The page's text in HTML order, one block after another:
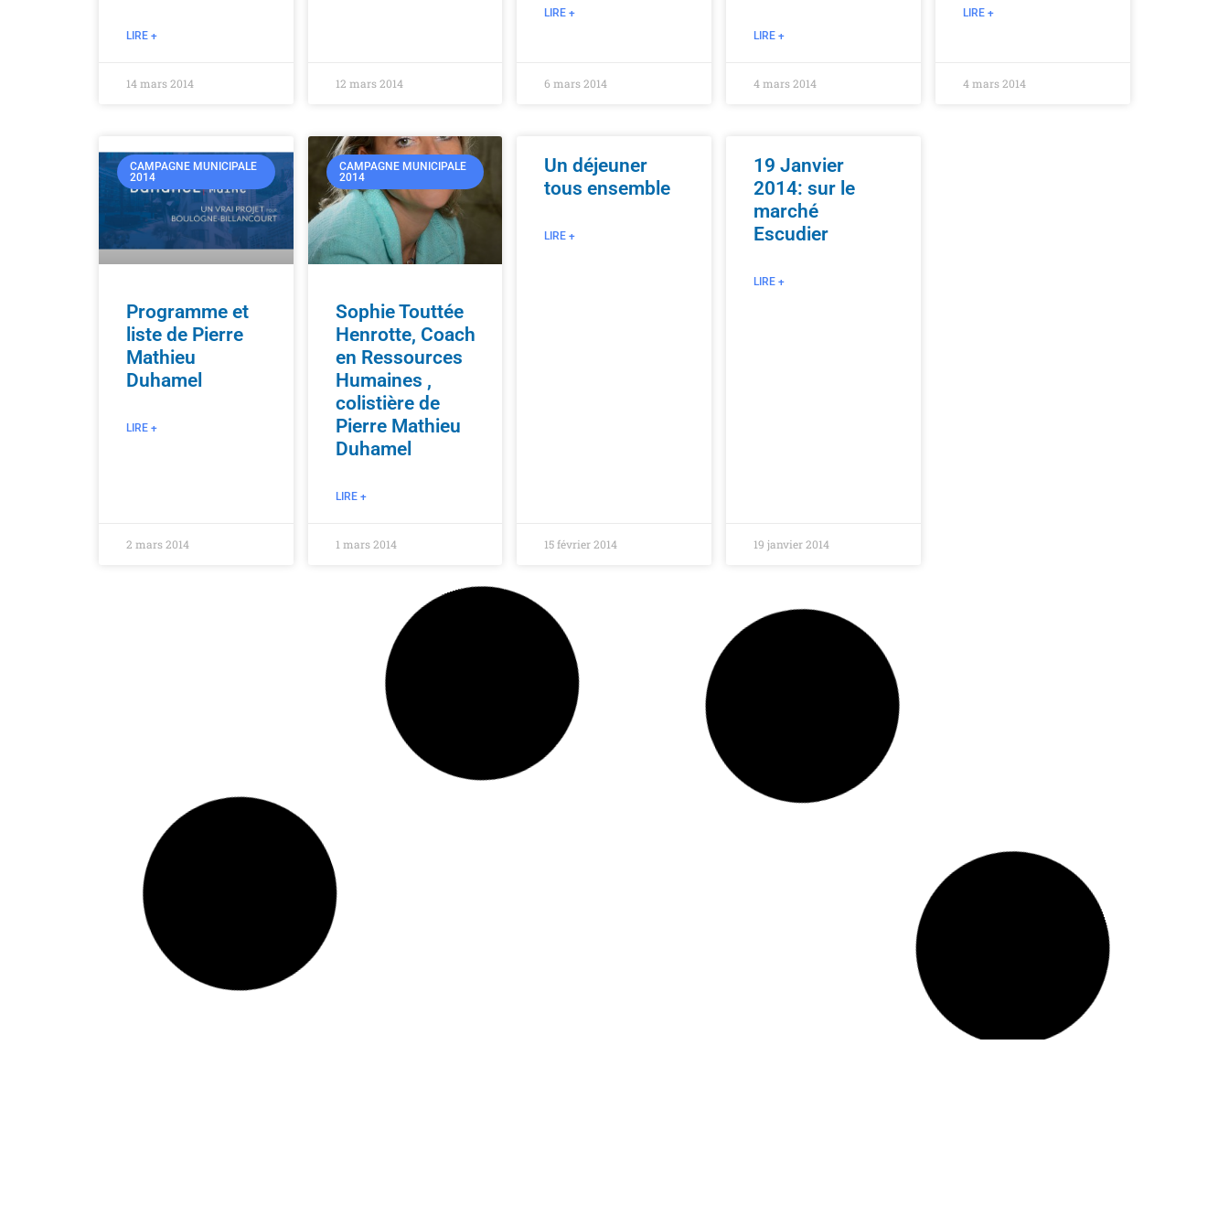
LIRE +
14 mars 2014 12 mars 2014
LIRE +
6 mars 2014
LIRE +
4 mars 2014
LIRE +
4 mars 2014
CAMPAGNE MUNICIPALE
2014
Programme et
liste de Pierre
Mathieu
Duhamel
LIRE +
2 mars 2014
CAMPAGNE MUNICIPALE
2014
Sophie Touttée
Henrotte, Coach
en Ressources
Humaines ,
colistière de
Pierre Mathieu
Duhamel
LIRE +
1 mars 2014
Un déjeuner
tous ensemble
LIRE +
15 février 2014
19 Janvier
2014: sur le
marché
Escudier
LIRE +
19 janvier 2014